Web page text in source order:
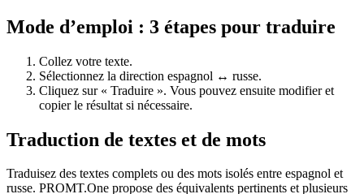
Mode d’emploi : 3 étapes pour traduire
Collez votre texte.
Sélectionnez la direction espagnol ↔ russe.
Cliquez sur « Traduire ». Vous pouvez ensuite modifier et
copier le résultat si nécessaire.
Traduction de textes et de mots
Traduisez des textes complets ou des mots isolés entre espagnol et
russe. PROMT.One propose des équivalents pertinents et plusieurs